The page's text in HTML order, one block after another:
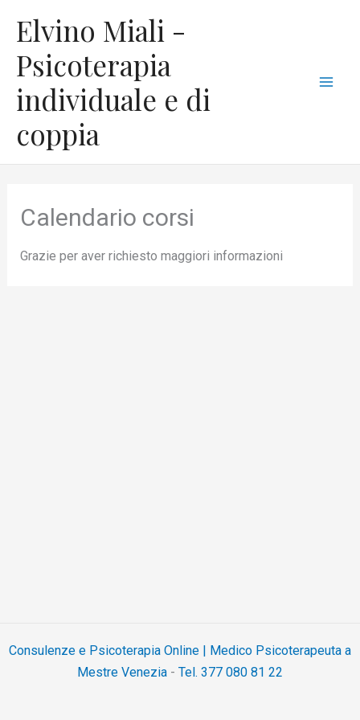
contenuto
Elvino Miali -
Psicoterapia
individuale e di
coppia
Calendario corsi
Grazie per aver richiesto maggiori informazioni
Consulenze e Psicoterapia Online | Medico Psicoterapeuta a
Mestre Venezia - Tel. 377 080 81 22